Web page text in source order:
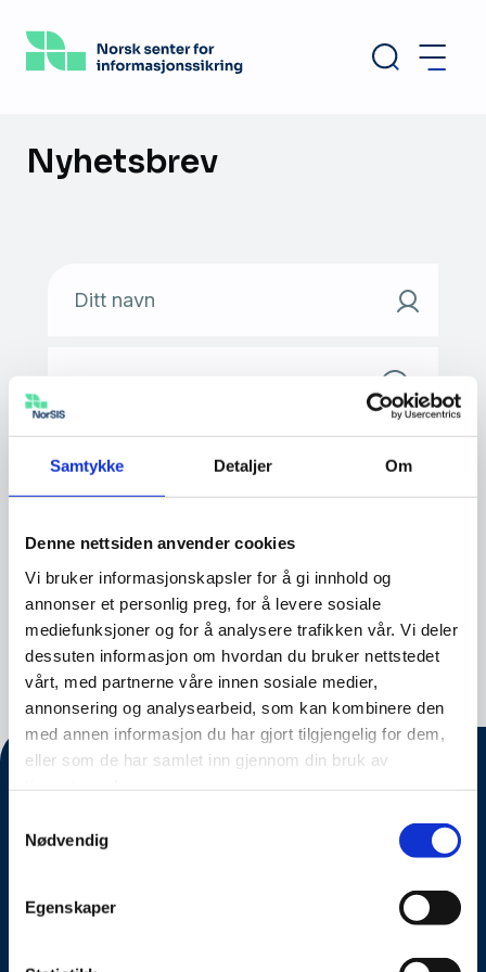
Samtykke Detaljer Om
Denne nettsiden anvender cookies
Vi bruker informasjonskapsler for å gi innhold og
annonser et personlig preg, for å levere sosiale
mediefunksjoner og for å analysere trafikken vår. Vi deler
dessuten informasjon om hvordan du bruker nettstedet
vårt, med partnerne våre innen sosiale medier,
annonsering og analysearbeid, som kan kombinere den
med annen informasjon du har gjort tilgjengelig for dem,
eller som de har samlet inn gjennom din bruk av
Nødvendig
Egenskaper
hovedinnhold
Nyhetsbrev
Ditt navn
Jeg aksepterer vilkår for bruk av
min personlige informasjon (vilkår)